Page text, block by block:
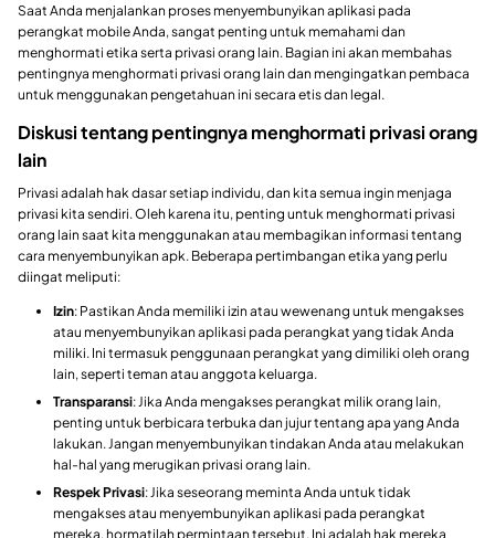
Saat Anda menjalankan proses menyembunyikan aplikasi pada
perangkat mobile Anda, sangat penting untuk memahami dan
menghormati etika serta privasi orang lain. Bagian ini akan membahas
pentingnya menghormati privasi orang lain dan mengingatkan pembaca
untuk menggunakan pengetahuan ini secara etis dan legal.
Diskusi tentang pentingnya menghormati privasi orang
lain
Privasi adalah hak dasar setiap individu, dan kita semua ingin menjaga
privasi kita sendiri. Oleh karena itu, penting untuk menghormati privasi
orang lain saat kita menggunakan atau membagikan informasi tentang
cara menyembunyikan apk. Beberapa pertimbangan etika yang perlu
diingat meliputi:
Izin: Pastikan Anda memiliki izin atau wewenang untuk mengakses
atau menyembunyikan aplikasi pada perangkat yang tidak Anda
miliki. Ini termasuk penggunaan perangkat yang dimiliki oleh orang
lain, seperti teman atau anggota keluarga.
Transparansi: Jika Anda mengakses perangkat milik orang lain,
penting untuk berbicara terbuka dan jujur tentang apa yang Anda
lakukan. Jangan menyembunyikan tindakan Anda atau melakukan
hal-hal yang merugikan privasi orang lain.
Respek Privasi: Jika seseorang meminta Anda untuk tidak
mengakses atau menyembunyikan aplikasi pada perangkat
mereka, hormatilah permintaan tersebut. Ini adalah hak mereka